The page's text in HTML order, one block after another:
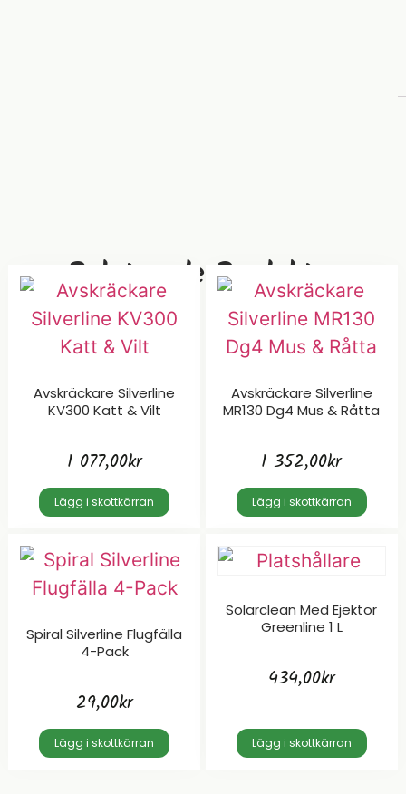
Relaterade Produkter
Avskräckare Silverline
KV300 Katt & Vilt
1 077,00kr
Lägg i skottkärran
Avskräckare Silverline
MR130 Dg4 Mus & Råtta
1 352,00kr
Lägg i skottkärran
Spiral Silverline Flugfälla
4-Pack
29,00kr
Lägg i skottkärran
Solarclean Med Ejektor
Greenline 1 L
434,00kr
Lägg i skottkärran